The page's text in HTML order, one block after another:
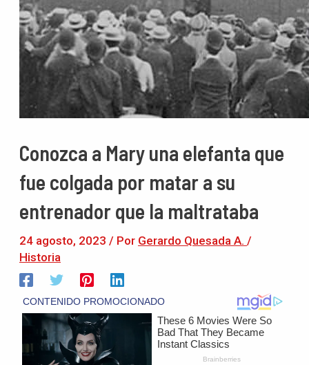
Conozca a Mary una elefanta que
fue colgada por matar a su
entrenador que la maltrataba
24 agosto, 2023 / Por Gerardo Quesada A. /
Historia